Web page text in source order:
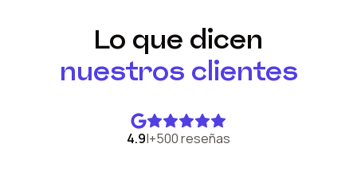
Lo que dicen
nuestros clientes
4.9|+500 reseñas